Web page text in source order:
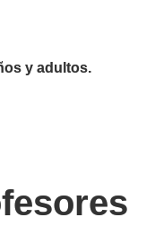
y adultos.